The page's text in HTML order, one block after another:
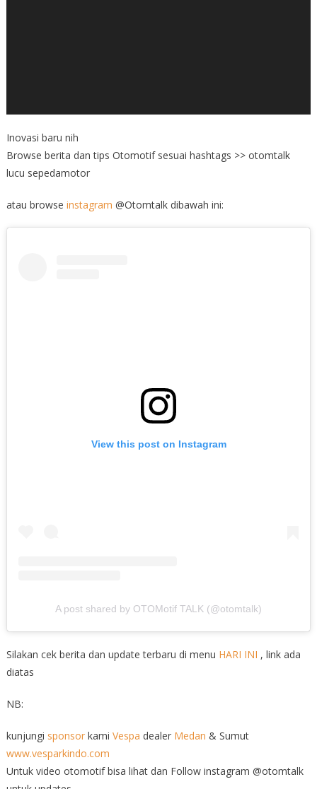
Inovasi baru nih
Browse berita dan tips Otomotif sesuai hashtags >> otomtalk
lucu sepedamotor
atau browse instagram @Otomtalk dibawah ini:
View this post on Instagram
A post shared by OTOMotif TALK (@otomtalk)
Silakan cek berita dan update terbaru di menu HARI INI , link ada
diatas
NB:
kunjungi sponsorkami Vespa dealer Medan & Sumut
www.vesparkindo.com
Untuk video otomotif bisa lihat dan Follow instagram @otomtalk